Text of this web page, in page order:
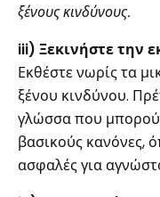
ξένους κινδύνους.
iii) Ξεκινήστε την
Εκθέστε νωρίς τα
ξένου κινδύνου.
γλώσσα που
βασικούς κανόνες,
ασφαλές για